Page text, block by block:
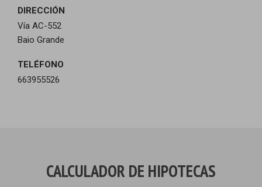
DIRECCIÓN
Vía AC-552
Baio Grande
TELÉFONO
663955526
CALCULADOR DE HIPOTECAS